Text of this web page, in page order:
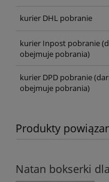
kurier DHL pobranie
kurier Inpost pobranie
obejmuje pobrania)
kurier DPD pobranie
obejmuje pobrania)
Produkty
Natan bokserki